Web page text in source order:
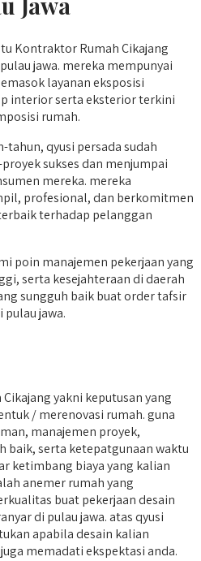
Kontraktor Rumah Cikajang
jawa. mereka mempunyai
layanan eksposisi
interior serta eksterior terkini
rumah.
qyusi persada sudah
sukses dan menjumpai
mereka. mereka
profesional, dan berkomitmen
terhadap pelanggan
poin manajemen pekerjaan yang
serta kesejahteraan di daerah
sungguh baik buat order tafsir
jawa.
yakni keputusan yang
/ merenovasi rumah. guna
manajemen proyek,
baik, serta ketepatgunaan waktu
ketimbang biaya yang kalian
anemer rumah yang
buat pekerjaan desain
di pulau jawa. atas qyusi
apabila desain kalian
memadati ekspektasi anda.